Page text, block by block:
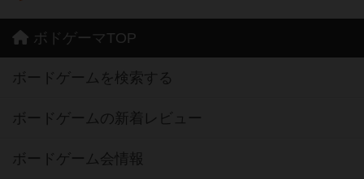
ボドゲーマTOP
ボードゲームを検索する
ボードゲームの新着レビュー
ボードゲーム会情報